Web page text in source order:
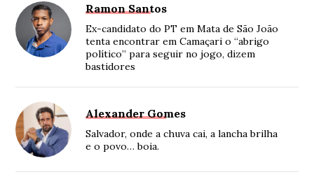
Ramon Santos
Ex-candidato do PT em Mata de São João
tenta encontrar em Camaçari o “abrigo
político” para seguir no jogo, dizem
bastidores
Alexander Gomes
Salvador, onde a chuva cai, a lancha brilha
e o povo… boia.